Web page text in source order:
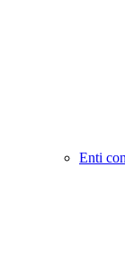
Enti